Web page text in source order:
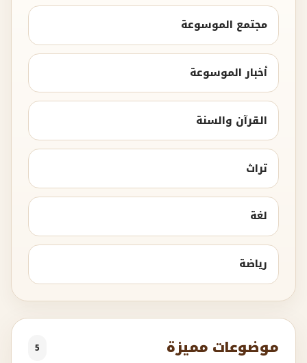
مجتمع الموسوعة
أخبار الموسوعة
القرآن والسنة
تراث
لغة
رياضة
موضوعات مميزة 5